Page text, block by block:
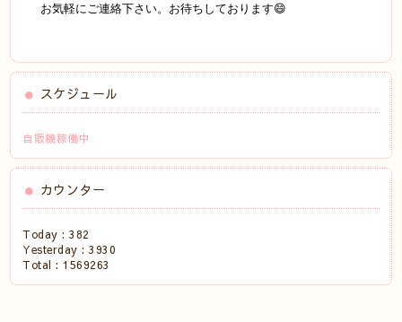
お気軽にご連絡下さい。お待ちしております😄
スケジュール
自販機稼働中
カウンター
Today :382
Yesterday :3930
Total : 1569263